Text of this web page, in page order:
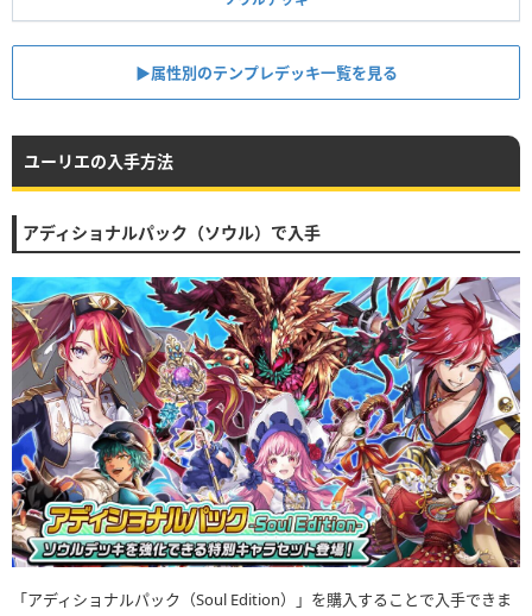
▶︎属性別のテンプレデッキ一覧を見る
ユーリエの入手方法
アディショナルパック（ソウル）で入手
「アディショナルパック（Soul Edition）」を購入することで入手できま